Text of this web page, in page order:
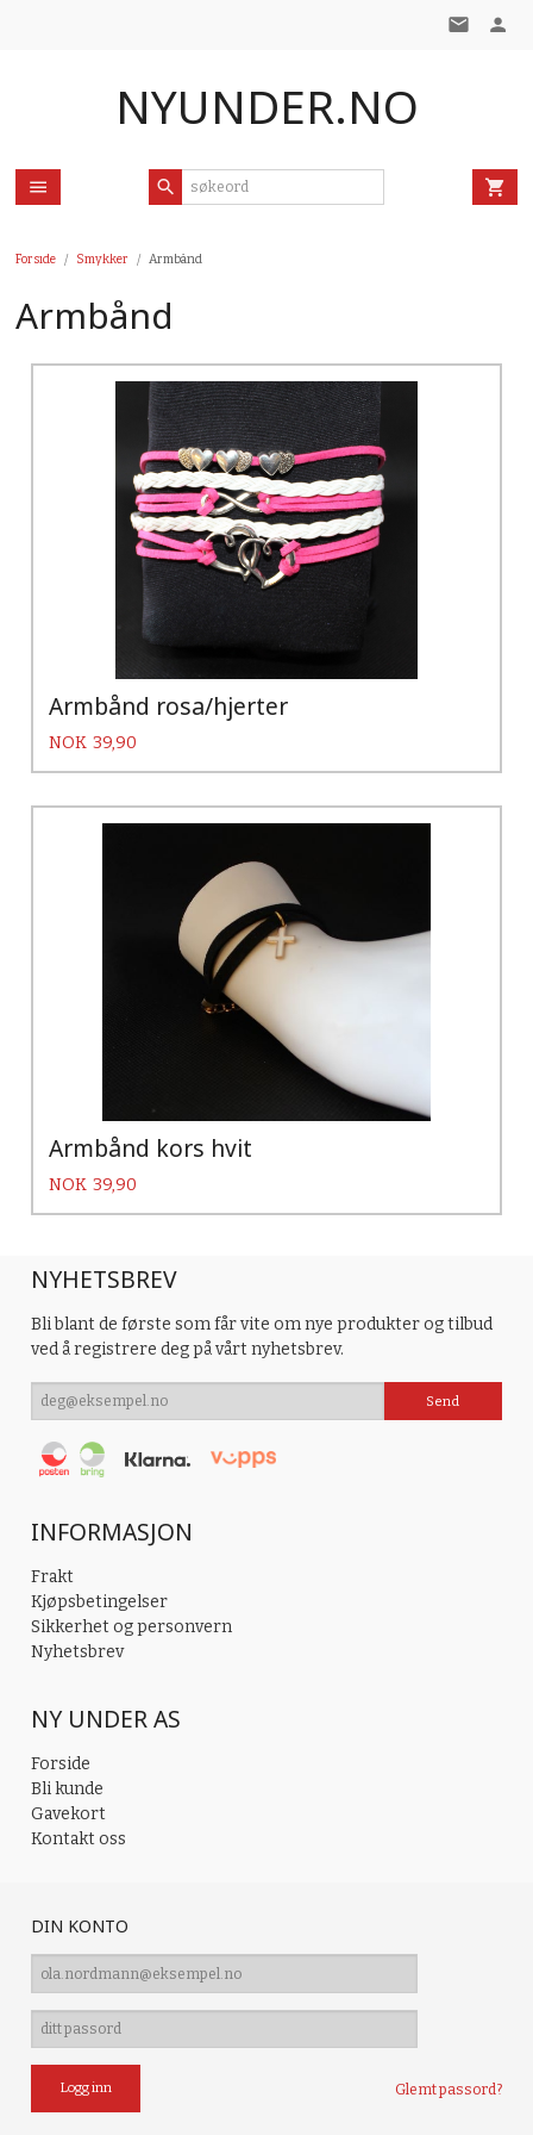
NYUNDER.NO
Forside Smykker Armbånd
Armbånd
Armbånd rosa/hjerter
Pris
NOK 39,90
Armbånd kors hvit
Pris
NOK 39,90
NYHETSBREV
Bli blant de første som får vite om nye produkter og tilbud
ved å registrere deg på vårt nyhetsbrev.
INFORMASJON
Frakt
Kjøpsbetingelser
Sikkerhet og personvern
Nyhetsbrev
NY UNDER AS
Forside
Bli kunde
Gavekort
Kontakt oss
DIN KONTO
Glemt passord?